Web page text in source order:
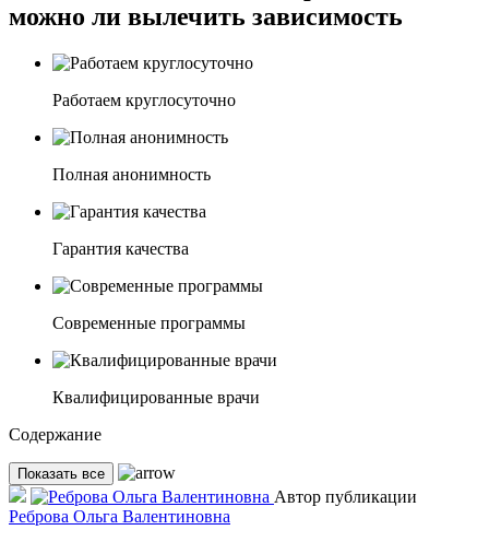
можно ли вылечить зависимость
Работаем круглосуточно
Полная анонимность
Гарантия качества
Современные программы
Квалифицированные врачи
Содержание
Показать все
Автор публикации
Реброва Ольга Валентиновна